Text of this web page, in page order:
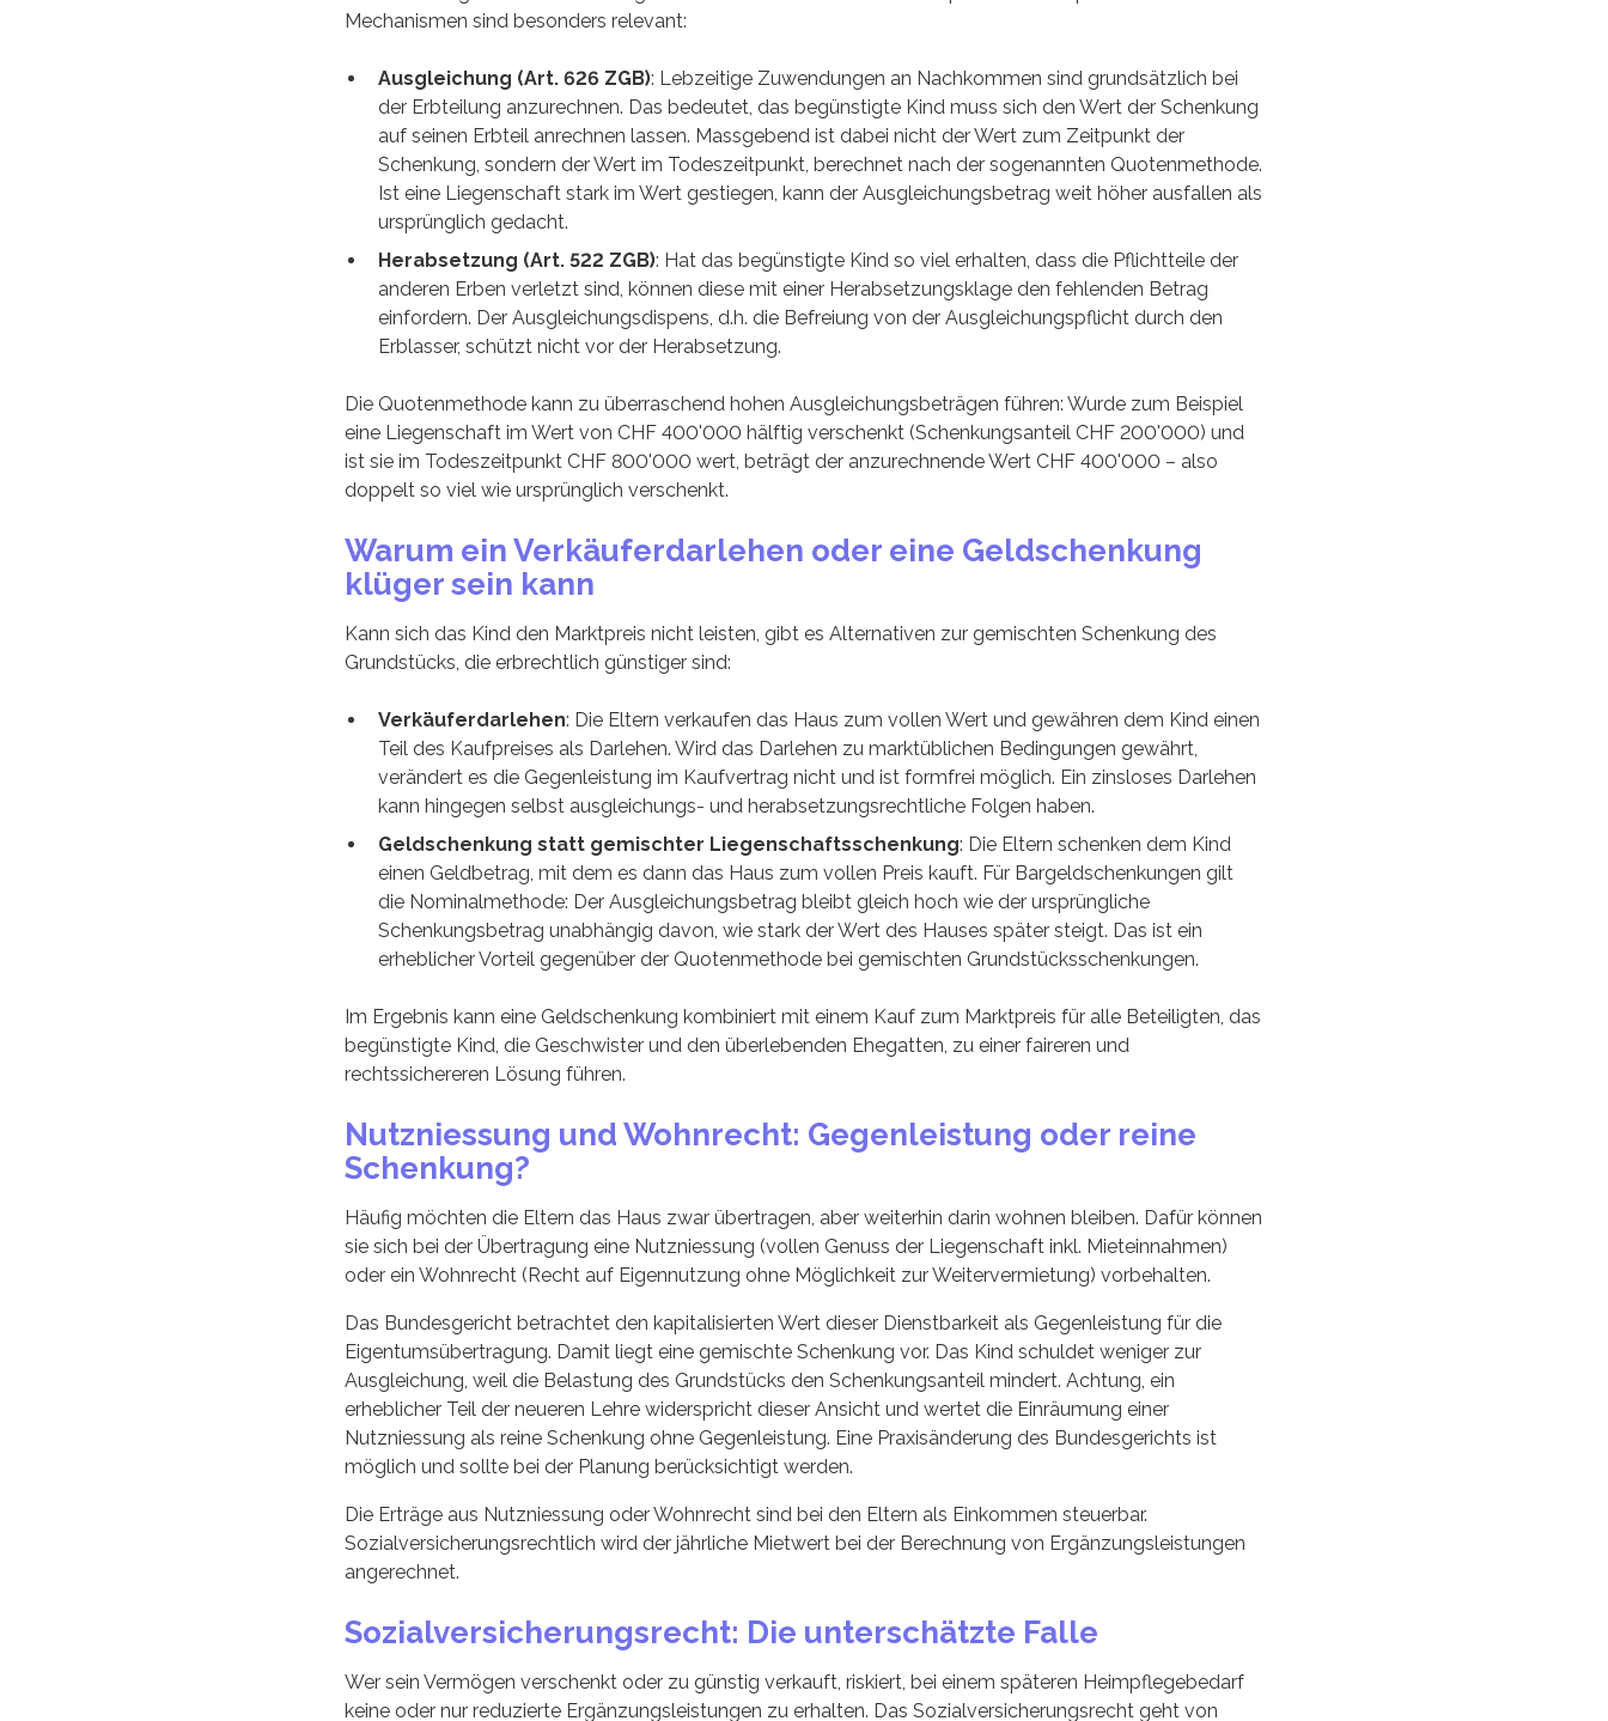
Mechanismen sind besonders relevant:
Ausgleichung (Art. 626 ZGB): Lebzeitige Zuwendungen an Nachkommen sind grundsätzlich bei
der Erbteilung anzurechnen. Das bedeutet, das begünstigte Kind muss sich den Wert der Schenkung
auf seinen Erbteil anrechnen lassen. Massgebend ist dabei nicht der Wert zum Zeitpunkt der
Schenkung, sondern der Wert im Todeszeitpunkt, berechnet nach der sogenannten Quotenmethode.
Ist eine Liegenschaft stark im Wert gestiegen, kann der Ausgleichungsbetrag weit höher ausfallen als
ursprünglich gedacht.
Herabsetzung (Art. 522 ZGB): Hat das begünstigte Kind so viel erhalten, dass die Pflichtteile der
anderen Erben verletzt sind, können diese mit einer Herabsetzungsklage den fehlenden Betrag
einfordern. Der Ausgleichungsdispens, d.h. die Befreiung von der Ausgleichungspflicht durch den
Erblasser, schützt nicht vor der Herabsetzung.
Die Quotenmethode kann zu überraschend hohen Ausgleichungsbeträgen führen: Wurde zum Beispiel
eine Liegenschaft im Wert von CHF 400'000 hälftig verschenkt (Schenkungsanteil CHF 200'000) und
ist sie im Todeszeitpunkt CHF 800'000 wert, beträgt der anzurechnende Wert CHF 400'000 – also
doppelt so viel wie ursprünglich verschenkt.
Warum ein Verkäuferdarlehen oder eine Geldschenkung
klüger sein kann
Kann sich das Kind den Marktpreis nicht leisten, gibt es Alternativen zur gemischten Schenkung des
Grundstücks, die erbrechtlich günstiger sind:
Verkäuferdarlehen: Die Eltern verkaufen das Haus zum vollen Wert und gewähren dem Kind einen
Teil des Kaufpreises als Darlehen. Wird das Darlehen zu marktüblichen Bedingungen gewährt,
verändert es die Gegenleistung im Kaufvertrag nicht und ist formfrei möglich. Ein zinsloses Darlehen
kann hingegen selbst ausgleichungs- und herabsetzungsrechtliche Folgen haben.
Geldschenkung statt gemischter Liegenschaftsschenkung: Die Eltern schenken dem Kind
einen Geldbetrag, mit dem es dann das Haus zum vollen Preis kauft. Für Bargeldschenkungen gilt
die Nominalmethode: Der Ausgleichungsbetrag bleibt gleich hoch wie der ursprüngliche
Schenkungsbetrag unabhängig davon, wie stark der Wert des Hauses später steigt. Das ist ein
erheblicher Vorteil gegenüber der Quotenmethode bei gemischten Grundstücksschenkungen.
Im Ergebnis kann eine Geldschenkung kombiniert mit einem Kauf zum Marktpreis für alle Beteiligten, das
begünstigte Kind, die Geschwister und den überlebenden Ehegatten, zu einer faireren und
rechtssichereren Lösung führen.
Nutzniessung und Wohnrecht: Gegenleistung oder reine
Schenkung?
Häufig möchten die Eltern das Haus zwar übertragen, aber weiterhin darin wohnen bleiben. Dafür können
sie sich bei der Übertragung eine Nutzniessung (vollen Genuss der Liegenschaft inkl. Mieteinnahmen)
oder ein Wohnrecht (Recht auf Eigennutzung ohne Möglichkeit zur Weitervermietung) vorbehalten.
Das Bundesgericht betrachtet den kapitalisierten Wert dieser Dienstbarkeit als Gegenleistung für die
Eigentumsübertragung. Damit liegt eine gemischte Schenkung vor. Das Kind schuldet weniger zur
Ausgleichung, weil die Belastung des Grundstücks den Schenkungsanteil mindert. Achtung, ein
erheblicher Teil der neueren Lehre widerspricht dieser Ansicht und wertet die Einräumung einer
Nutzniessung als reine Schenkung ohne Gegenleistung. Eine Praxisänderung des Bundesgerichts ist
möglich und sollte bei der Planung berücksichtigt werden.
Die Erträge aus Nutzniessung oder Wohnrecht sind bei den Eltern als Einkommen steuerbar.
Sozialversicherungsrechtlich wird der jährliche Mietwert bei der Berechnung von Ergänzungsleistungen
angerechnet.
Sozialversicherungsrecht: Die unterschätzte Falle
Wer sein Vermögen verschenkt oder zu günstig verkauft, riskiert, bei einem späteren Heimpflegebedarf
keine oder nur reduzierte Ergänzungsleistungen zu erhalten. Das Sozialversicherungsrecht geht von